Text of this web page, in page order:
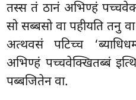
तस्स तं ठानं अभिण्हं
सो सब्बसो वा पहीयति तनु
अत्थवसं पटिच्च
अभिण्हं पच्चवेक्खितब्बं
पब्बजितेन वा.